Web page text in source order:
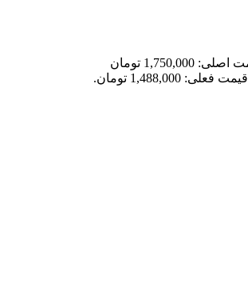
قیمت اصلی: 1,750,000 تومان
قیمت فعلی: 1,488,000 تومان.